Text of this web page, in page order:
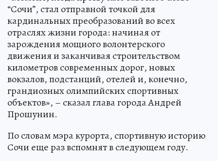
“Сочи”, стал отправной точкой для
кардинальных преобразований во всех
отраслях жизни города: начиная от
зарождения мощного волонтерского
движения и заканчивая строительством
километров современных дорог, новых
вокзалов, подстанций, отелей и, конечно,
грандиозных олимпийских спортивных
объектов», – сказал глава города Андрей
Прошунин.
По словам мэра курорта, спортивную историю
Сочи еще раз вспомнят в следующем году.